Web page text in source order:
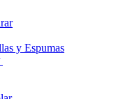
y Espumas